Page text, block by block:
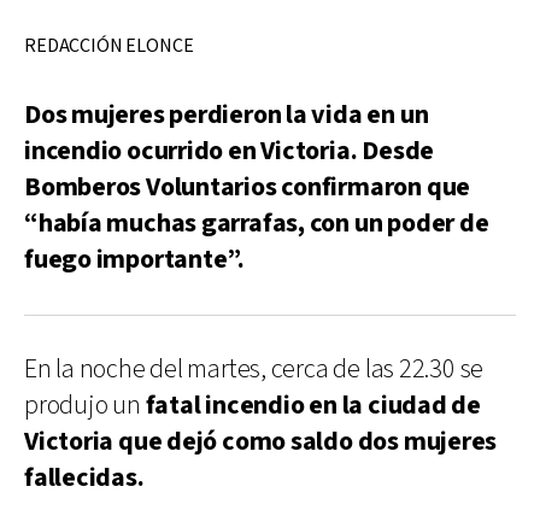
REDACCIÓN ELONCE
Dos mujeres perdieron la vida en un
incendio ocurrido en Victoria. Desde
Bomberos Voluntarios confirmaron que
“había muchas garrafas, con un poder de
fuego importante”.
En la noche del martes, cerca de las 22.30 se
produjo un fatal incendio en la ciudad de
Victoria que dejó como saldo dos mujeres
fallecidas.